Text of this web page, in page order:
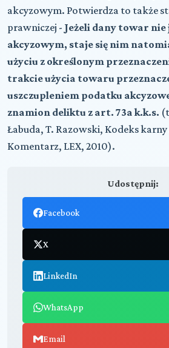
akcyzowym. Potwierdza to także
prawniczej - Jeżeli dany towar
akcyzowym, staje się nim
użyciu z określonym
trakcie użycia towaru
uszczupleniem podatku
znamion deliktu z art. 73a k.k.s.
Łabuda, T. Razowski, Kodeks
Komentarz, LEX, 2010).
Udostępnij:
Facebook
X
LinkedIn
WhatsApp
Email